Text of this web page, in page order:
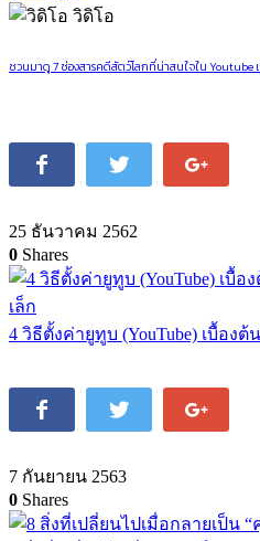
วิดิโอ
ชวนมาดู 7 ช่องสารคดีสัตว์โลกที่น่าสนใจใน
25 ธันวาคม 2562
0 Shares
4 วิธีตั้งค่ายูทูบ (YouTube) เบื้อง
7 กันยายน 2563
0 Shares